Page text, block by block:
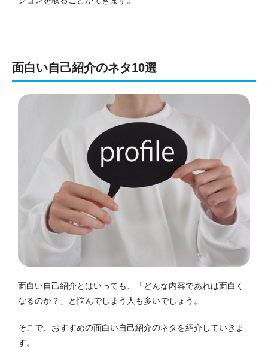
面白い自己紹介のネタ10選
面白い自己紹介とはいっても、「どんな内容であれば面白く
なるのか？」と悩んでしまう人も多いでしょう。
そこで、おすすめの面白い自己紹介のネタを紹介していきま
す。